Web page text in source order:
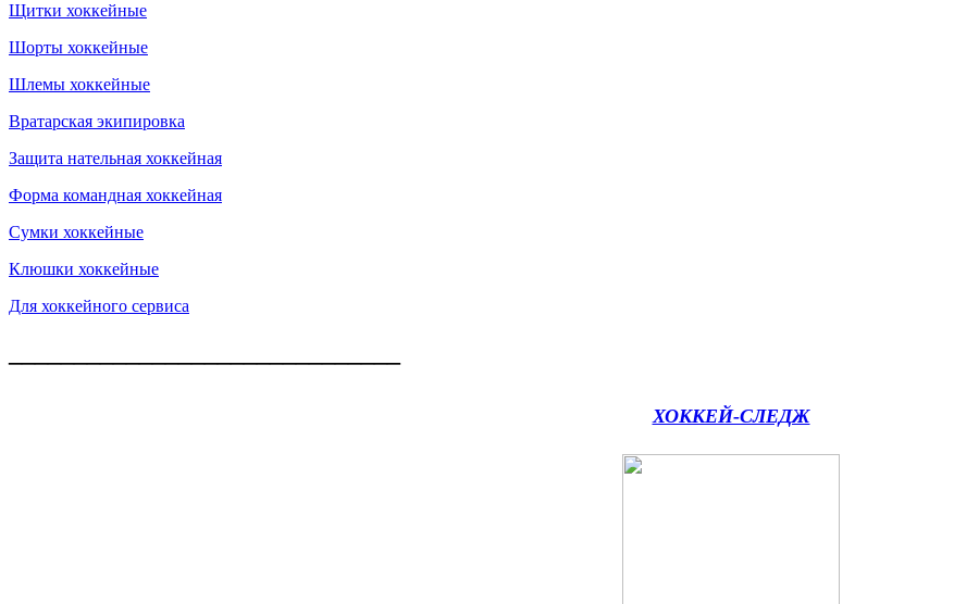
Щитки хоккейные
Шорты хоккейные
Шлемы хоккейные
Вратарская экипировка
Защита нательная хоккейная
Форма командная хоккейная
Сумки хоккейные
Клюшки хоккейные
Для хоккейного сервиса
ХОККЕЙ-СЛЕДЖ